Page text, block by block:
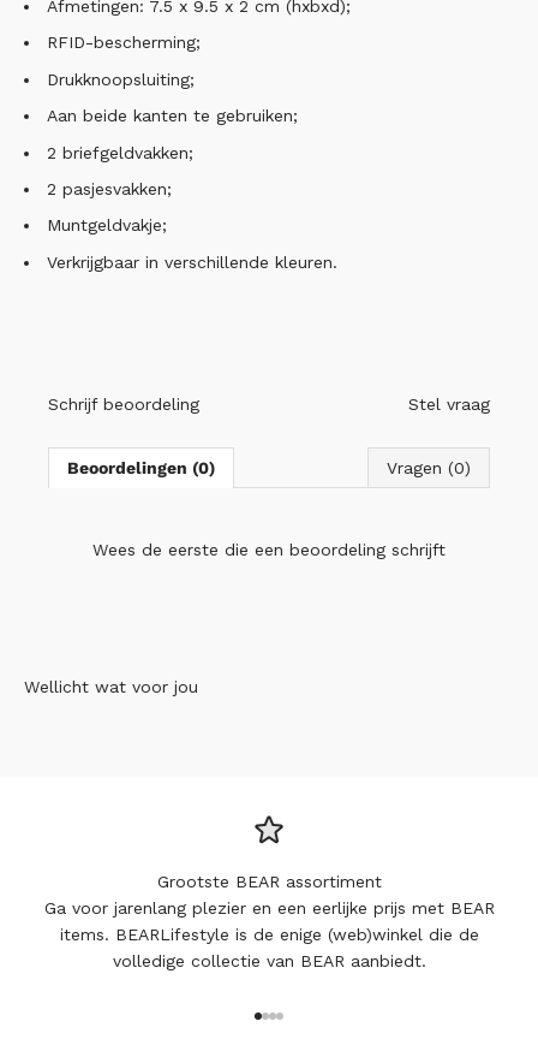
Afmetingen: 7.5 x 9.5 x 2 cm (hxbxd);
RFID-bescherming;
Drukknoopsluiting;
Aan beide kanten te gebruiken;
2 briefgeldvakken;
2 pasjesvakken;
Muntgeldvakje;
Verkrijgbaar in verschillende kleuren.
Schrijf beoordeling Stel vraag
Beoordelingen (0) Vragen (0)
Wees de eerste die een beoordeling schrijft
Wellicht wat voor jou
Grootste BEAR assortiment
Ga voor jarenlang plezier en een eerlijke prijs met BEAR
items. BEARLifestyle is de enige (web)winkel die de
volledige collectie van BEAR aanbiedt.